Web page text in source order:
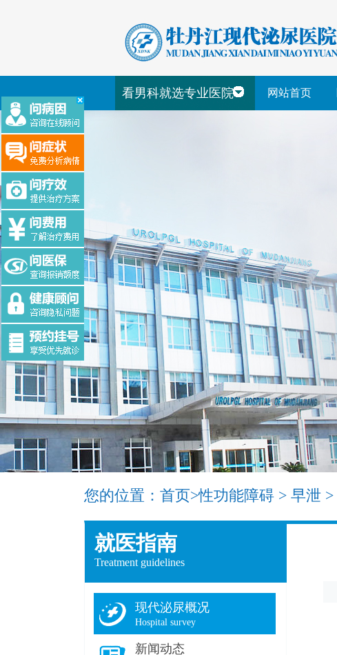
看男科就选专业医院 网站首页
您的位置： 首页>性功能障碍 > 早泄 >
就医指南
Treatment guidelines
现代泌尿概况
Hospital survey
新闻动态